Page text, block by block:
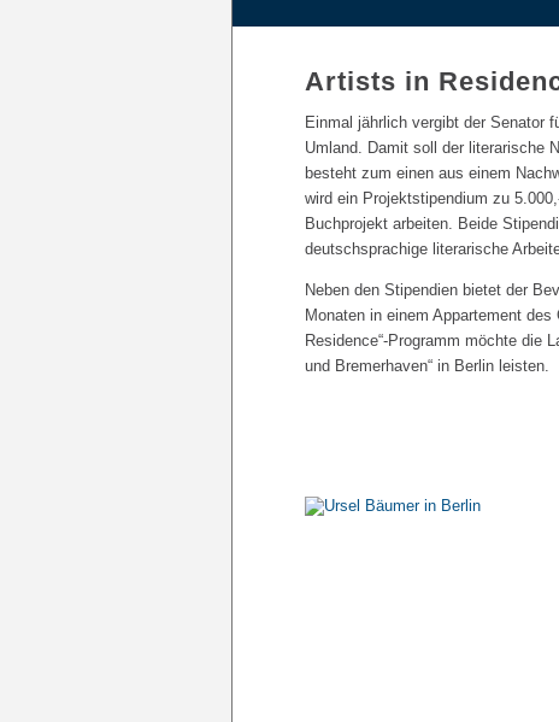
Artists in
Einmal jährlich vergibt der Senator
Umland. Damit soll der literarische
besteht zum einen aus einem
wird ein Projektstipendium zu
Buchprojekt arbeiten. Beide
deutschsprachige literarische
Neben den Stipendien bietet der
Monaten in einem Appartement
Residence“-Programm möchte die
und Bremerhaven“ in Berlin leisten.